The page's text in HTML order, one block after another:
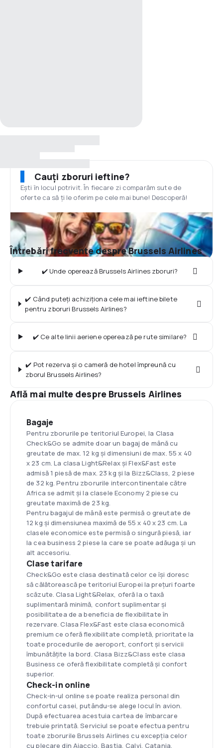
Cauți zboruri ieftine?
Ești în locul potrivit. În fiecare zi comparăm sute de
oferte ca să ți le oferim pe cele mai bune! Descoperă!
Întrebări frecvente despre Brussels Airlines
✔️ Unde operează Brussels Airlines zboruri?
✔️ Când puteți achiziționa cele mai ieftine bilete
pentru zboruri Brussels Airlines?
✔️ Ce alte linii aeriene operează pe rute similare?
✔️ Pot rezerva și o cameră de hotel împreună cu
zborul Brussels Airlines?
Află mai multe despre Brussels Airlines
Bagaje
Pentru zborurile pe teritoriul Europei, la Clasa
Check&Go se admite doar un bagaj de mână cu
greutate de max. 12 kg și dimensiuni de max. 55 x 40
x 23 cm. La clasa Light&Relax și Flex&Fast este
admisă 1 piesă de max. 23 kg și la Bizz&Class, 2 piese
de 32 kg. Pentru zborurile intercontinentale către
Africa se admit și la clasele Economy 2 piese cu
greutate maximă de 23 kg.
Pentru bagajul de mână este permisă o greutate de
12 kg și dimensiunea maximă de 55 x 40 x 23 cm. La
clasele economice este permisă o singură piesă, iar
la cea business 2 piese la care se poate adăuga și un
alt accesoriu.
Clase tarifare
Check&Go este clasa destinată celor ce își doresc
să călătorească pe teritoriul Europei la prețuri foarte
scăzute. Clasa Light&Relax, oferă la o taxă
suplimentară minimă, confort suplimentar și
posibilitatea de a beneficia de flexibilitate în
rezervare. Clasa Flex&Fast este clasa economică
premium ce oferă flexibilitate completă, prioritate la
toate procedurile de aeroport, confort și servicii
îmbunătățite la bord. Clasa Bizz&Class este clasa
Business ce oferă flexibilitate completă și confort
superior.
Check-in online
Check-in-ul online se poate realiza personal din
confortul casei, putându-se alege locul în avion.
După efectuarea acestuia cartea de îmbarcare
trebuie printată. Serviciul se poate efectua pentru
toate zborurile Brussels Airlines cu excepția celor
cu plecare din Ajaccio, Bastia, Calvi, Catania,